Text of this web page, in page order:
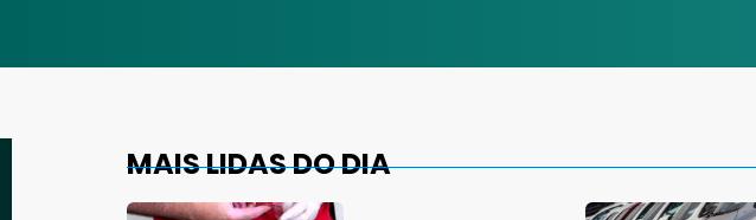
MAIS LIDAS DO DIA